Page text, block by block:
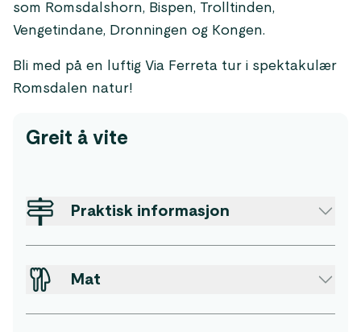
som Romsdalshorn, Bispen, Trolltinden,
Vengetindane, Dronningen og Kongen.
Bli med på en luftig Via Ferreta tur i spektakulær
Romsdalen natur!
Greit å vite
Praktisk informasjon
Mat